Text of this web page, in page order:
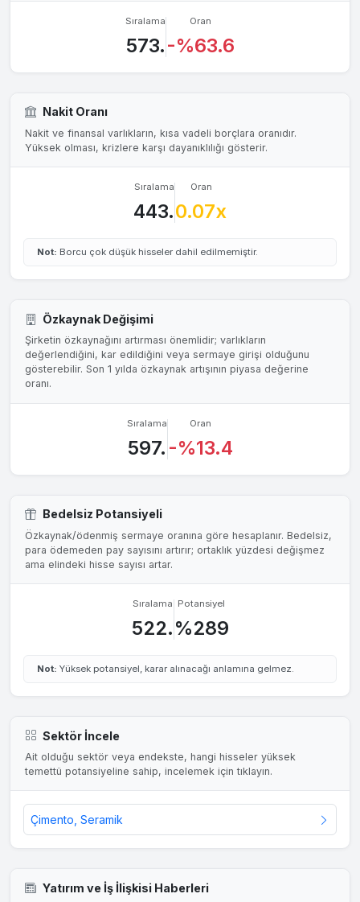
Sıralama
573.
Oran
-%63.6
Nakit Oranı
Nakit ve finansal varlıkların, kısa vadeli borçlara oranıdır.
Yüksek olması, krizlere karşı dayanıklılığı gösterir.
Sıralama
443.
Oran
0.07x
Not: Borcu çok düşük hisseler dahil edilmemiştir.
Özkaynak Değişimi
Şirketin özkaynağını artırması önemlidir; varlıkların
değerlendiğini, kar edildiğini veya sermaye girişi olduğunu
gösterebilir. Son 1 yılda özkaynak artışının piyasa değerine
oranı.
Sıralama
597.
Oran
-%13.4
Bedelsiz Potansiyeli
Özkaynak/ödenmiş sermaye oranına göre hesaplanır. Bedelsiz,
para ödemeden pay sayısını artırır; ortaklık yüzdesi değişmez
ama elindeki hisse sayısı artar.
Sıralama
522.
Potansiyel
%289
Not: Yüksek potansiyel, karar alınacağı anlamına gelmez.
Sektör İncele
Ait olduğu sektör veya endekste, hangi hisseler yüksek
temettü potansiyeline sahip, incelemek için tıklayın.
Çimento, Seramik
Yatırım ve İş İlişkisi Haberleri